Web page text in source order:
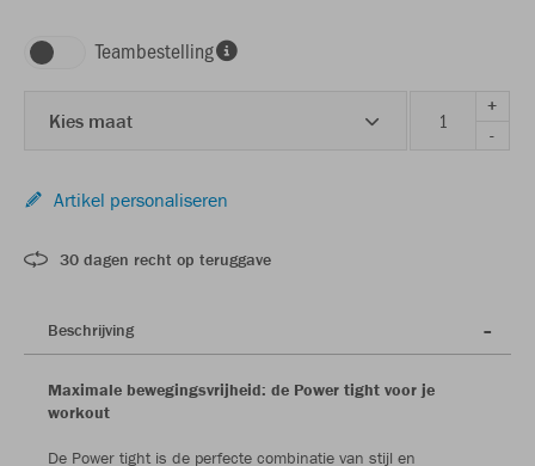
Teambestelling
Kies maat
+
-
Artikel personaliseren
30 dagen recht op teruggave
Beschrijving
Maximale bewegingsvrijheid: de Power tight voor je
workout
De Power tight is de perfecte combinatie van stijl en